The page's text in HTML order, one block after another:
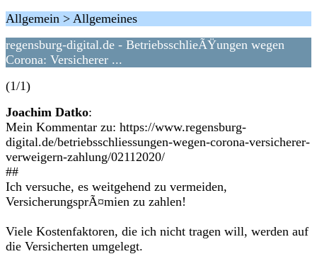
Allgemein > Allgemeines
regensburg-digital.de - BetriebsschlieÃŸungen wegen
Corona: Versicherer ...
(1/1)
Joachim Datko:
Mein Kommentar zu: https://www.regensburg-
digital.de/betriebsschliessungen-wegen-corona-versicherer-
verweigern-zahlung/02112020/
##
Ich versuche, es weitgehend zu vermeiden,
VersicherungsprÃ¤mien zu zahlen!
Viele Kostenfaktoren, die ich nicht tragen will, werden auf
die Versicherten umgelegt.